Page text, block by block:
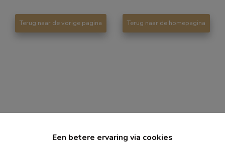
Een betere ervaring via cookies
Terug naar de vorige pagina Terug naar de homepagina